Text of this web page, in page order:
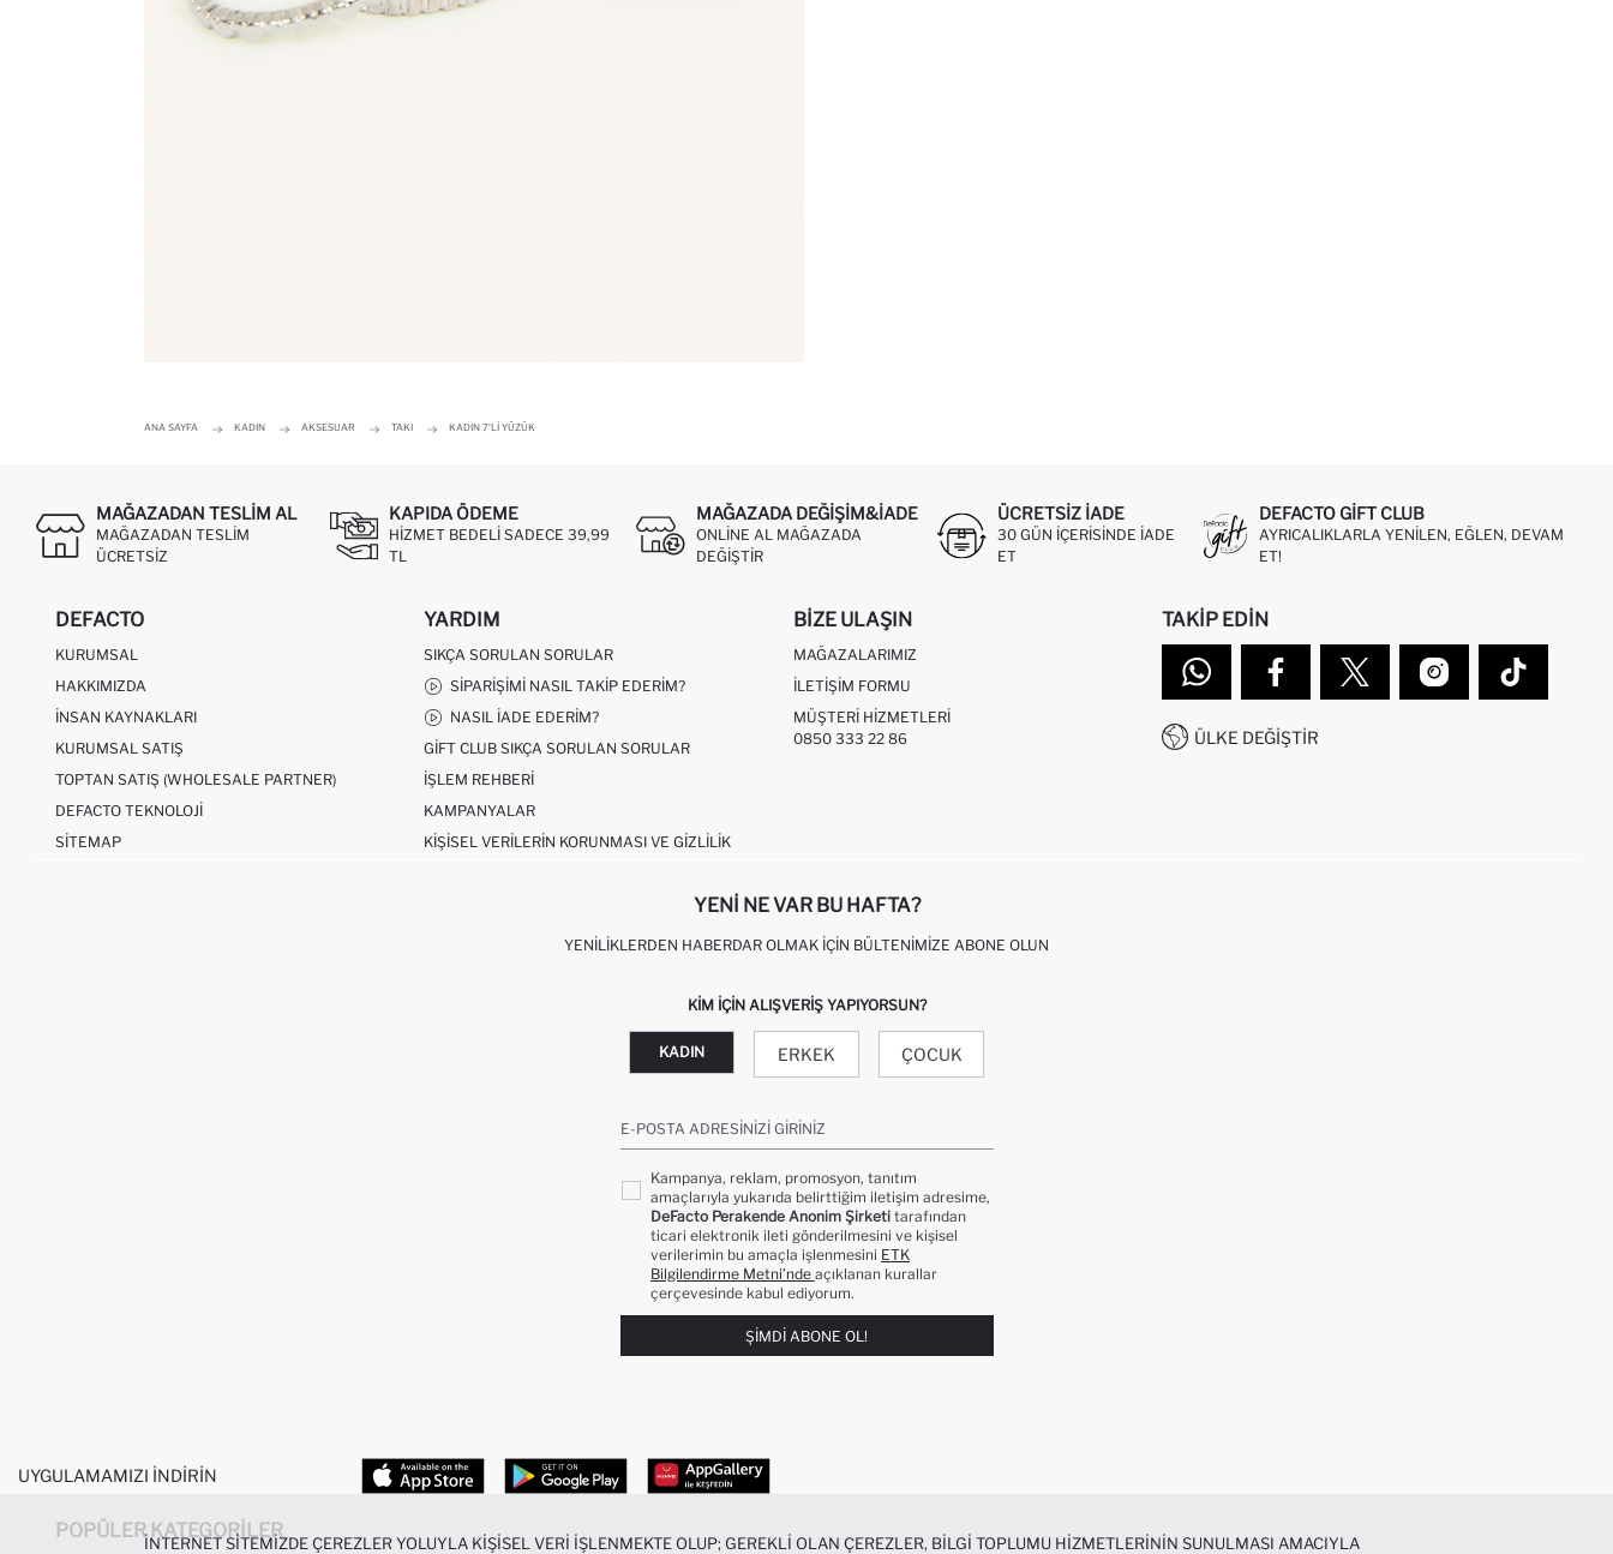
ANA SAYFA KADIN AKSESUAR TAKI KADIN 7'LI YÜZÜK
MAĞAZADAN TESLIM AL
MAĞAZADAN TESLIM
ÜCRETSIZ
KAPIDA ÖDEME
HIZMET BEDELI SADECE 39,99
TL
MAĞAZADA DEĞIŞIM&İADE
ONLINE AL MAĞAZADA
DEĞIŞTIR
ÜCRETSIZ IADE
30 GÜN IÇERISINDE IADE
ET
DEFACTO GIFT CLUB
AYRICALIKLARLA YENILEN, EĞLEN, DEVAM
ET!
DEFACTO
KURUMSAL
HAKKIMIZDA
İNSAN KAYNAKLARI
KURUMSAL SATIŞ
TOPTAN SATIŞ (WHOLESALE PARTNER)
DEFACTO TEKNOLOJI
SITEMAP
YARDIM
SIKÇA SORULAN SORULAR
SIPARIŞIMI NASIL TAKIP EDERIM?
NASIL İADE EDERIM?
GIFT CLUB SIKÇA SORULAN SORULAR
İŞLEM REHBERI
KAMPANYALAR
KIŞISEL VERILERIN KORUNMASI VE GIZLILIK
BIZE ULAŞIN
MAĞAZALARIMIZ
İLETIŞIM FORMU
MÜŞTERI HIZMETLERI
0850 333 22 86
TAKIP EDIN
ÜLKE DEĞIŞTIR
YENI NE VAR BU HAFTA?
YENILIKLERDEN HABERDAR OLMAK İÇIN BÜLTENIMIZE ABONE OLUN
KIM IÇIN ALIŞVERIŞ YAPIYORSUN?
KADIN ERKEK ÇOCUK
E-POSTA ADRESINIZI GIRINIZ
Kampanya, reklam, promosyon, tanıtım
amaçlarıyla yukarıda belirttiğim iletişim adresime,
DeFacto Perakende Anonim Şirketi tarafından
ticari elektronik ileti gönderilmesini ve kişisel
verilerimin bu amaçla işlenmesini ETK
Bilgilendirme Metni’nde açıklanan kurallar
çerçevesinde kabul ediyorum.
ŞIMDI ABONE OL!
UYGULAMAMIZI İNDIRIN
POPÜLER KATEGORILER
İNTERNET SITEMIZDE ÇEREZLER YOLUYLA KIŞISEL VERI IŞLENMEKTE OLUP; GEREKLI OLAN ÇEREZLER, BILGI TOPLUMU HIZMETLERININ SUNULMASI AMACIYLA